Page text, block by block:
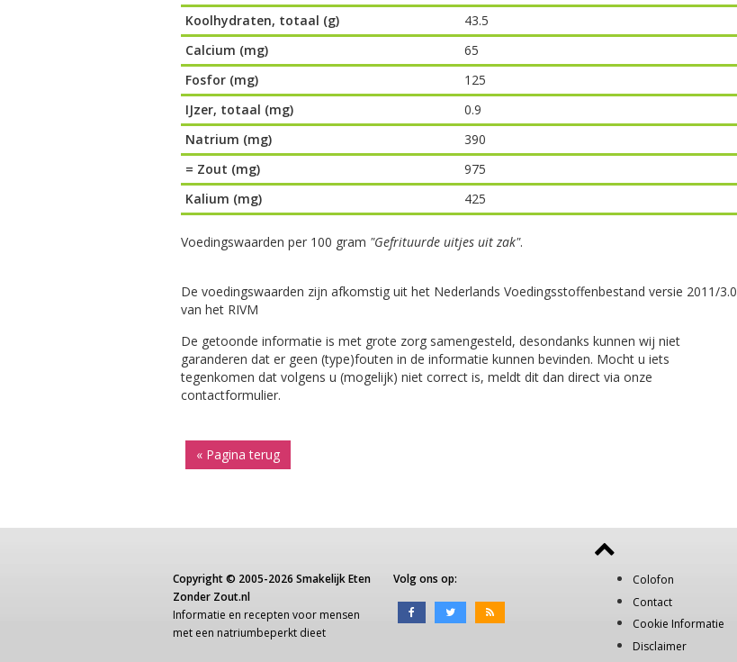
Koolhydraten, totaal (g)
43.5
Calcium (mg)
65
Fosfor (mg)
125
IJzer, totaal (mg)
0.9
Natrium (mg)
390
= Zout (mg)
975
Kalium (mg)
425
Voedingswaarden per 100 gram "Gefrituurde uitjes uit zak".
De voedingswaarden zijn afkomstig uit het Nederlands Voedingsstoffenbestand versie 2011/3.0
van het RIVM
De getoonde informatie is met grote zorg samengesteld, desondanks kunnen wij niet
garanderen dat er geen (type)fouten in de informatie kunnen bevinden. Mocht u iets
tegenkomen dat volgens u (mogelijk) niet correct is, meldt dit dan direct via onze
contactformulier.
« Pagina terug
Copyright © 2005-2026 Smakelijk Eten
Zonder Zout.nl
Informatie en recepten voor mensen
met een natriumbeperkt dieet
Volg ons op:
Colofon
Contact
Cookie Informatie
Disclaimer